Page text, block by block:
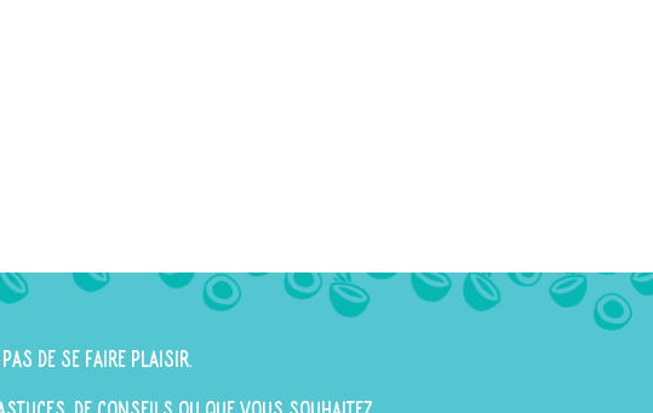
de se faire plaisir.